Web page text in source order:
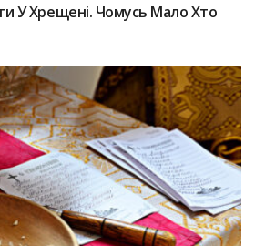
У Хрещені. Чомусь Мало Хто